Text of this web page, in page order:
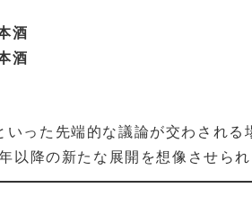
酒
酒
った先端的な議論が交わされ
降の新たな展開を想像させられ